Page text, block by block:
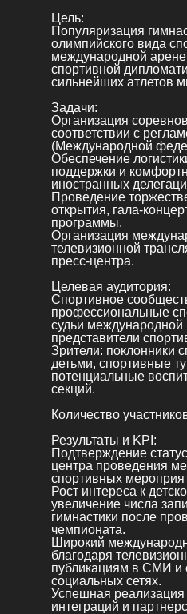
Цель:
Популяризация
олимпийского вида
международной
спортивной
сильнейших атлетов
Задачи:
Организация
соответствии с
(Международной
Обеспечение
поддержки и
иностранных
Проведение
открытия, гала-
программы.
Организация
телевизионной
пресс-центра.
Целевая аудитория:
Спортивное
профессиональные
судьи международной
представители
Зрители: поклонники
детьми, спортивные
потенциальные
секций.
Количество
Результаты и KPI:
Подтверждение
центра проведения
спортивных
Рост интереса к
увеличение числа
гимнастики после
чемпионата.
Широкий
благодаря
публикациям в СМИ и
социальных сетях.
Успешная реализация
интеграций и